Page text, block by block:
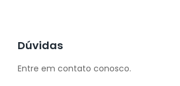
Dúvidas
Entre em contato conosco.